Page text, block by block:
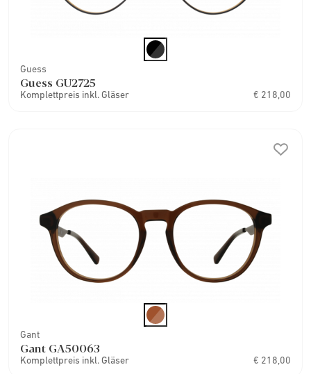
Guess
Guess GU2725
Komplettpreis inkl. Gläser € 218,00
Gant
Gant GA50063
Komplettpreis inkl. Gläser € 218,00